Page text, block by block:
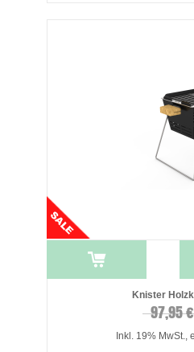
Knister
97,95 €
Inkl. 19% MwSt.,